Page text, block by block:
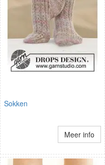
Sokken
Meer info